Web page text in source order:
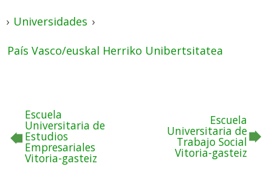
› Universidades ›
País Vasco/euskal Herriko Unibertsitatea
Escuela
Universitaria de
Estudios
Empresariales
Vitoria-gasteiz
Escuela
Universitaria de
Trabajo Social
Vitoria-gasteiz